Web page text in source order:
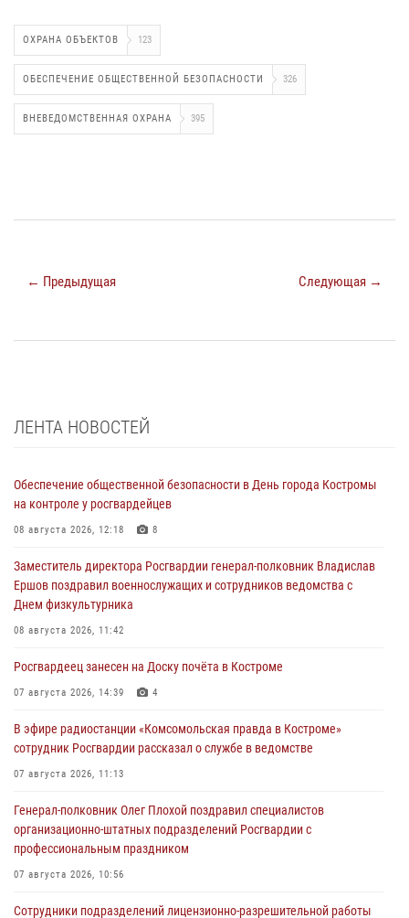
ОХРАНА ОБЪЕКТОВ 123
ОБЕСПЕЧЕНИЕ ОБЩЕСТВЕННОЙ БЕЗОПАСНОСТИ 326
ВНЕВЕДОМСТВЕННАЯ ОХРАНА 395
← Предыдущая Следующая →
ЛЕНТА НОВОСТЕЙ
Обеспечение общественной безопасности в День города Костромы
на контроле у росгвардейцев
08 августа 2026, 12:18 8
Заместитель директора Росгвардии генерал-полковник Владислав
Ершов поздравил военнослужащих и сотрудников ведомства с
Днем физкультурника
08 августа 2026, 11:42
Росгвардеец занесен на Доску почёта в Костроме
07 августа 2026, 14:39 4
В эфире радиостанции «Комсомольская правда в Костроме»
сотрудник Росгвардии рассказал о службе в ведомстве
07 августа 2026, 11:13
Генерал-полковник Олег Плохой поздравил специалистов
организационно-штатных подразделений Росгвардии с
профессиональным праздником
07 августа 2026, 10:56
Сотрудники подразделений лицензионно-разрешительной работы